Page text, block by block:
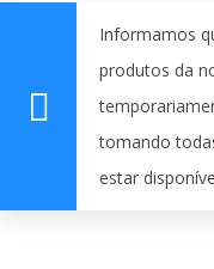
Informamos
produtos da
tomando
estar